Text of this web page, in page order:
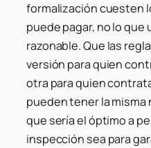
formalización cuesten
puede pagar, no lo
razonable. Que las
versión para quien
otra para quien
pueden tener la misma
que sería el óptimo a
inspección sea para